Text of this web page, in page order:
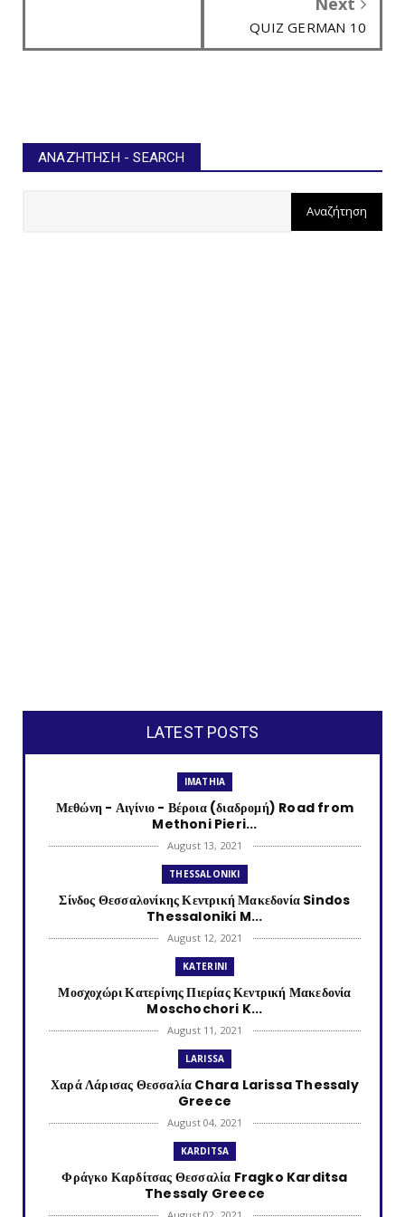
QUIZ GERMAN 10
ΑΝΑΖΉΤΗΣΗ - SEARCH
LATEST POSTS
IMATHIA
Μεθώνη - Αιγίνιο - Βέροια (διαδρομή) Road from
Methoni Pieri...
August 13, 2021
THESSALONIKI
Σίνδος Θεσσαλονίκης Κεντρική Μακεδονία Sindos
Thessaloniki M...
August 12, 2021
KATERINI
Μοσχοχώρι Κατερίνης Πιερίας Κεντρική Μακεδονία
Moschochori K...
August 11, 2021
LARISSA
Χαρά Λάρισας Θεσσαλία Chara Larissa Thessaly
Greece
August 04, 2021
KARDITSA
Φράγκο Καρδίτσας Θεσσαλία Fragko Karditsa
Thessaly Greece